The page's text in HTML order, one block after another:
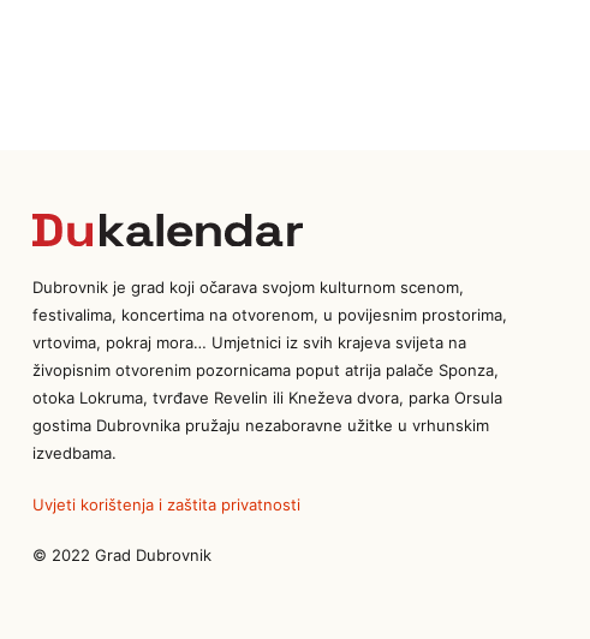
Dubrovnik je grad koji očarava svojom kulturnom scenom,
festivalima, koncertima na otvorenom, u povijesnim prostorima,
vrtovima, pokraj mora… Umjetnici iz svih krajeva svijeta na
živopisnim otvorenim pozornicama poput atrija palače Sponza,
otoka Lokruma, tvrđave Revelin ili Kneževa dvora, parka Orsula
gostima Dubrovnika pružaju nezaboravne užitke u vrhunskim
izvedbama.
Uvjeti korištenja i zaštita privatnosti
© 2022 Grad Dubrovnik